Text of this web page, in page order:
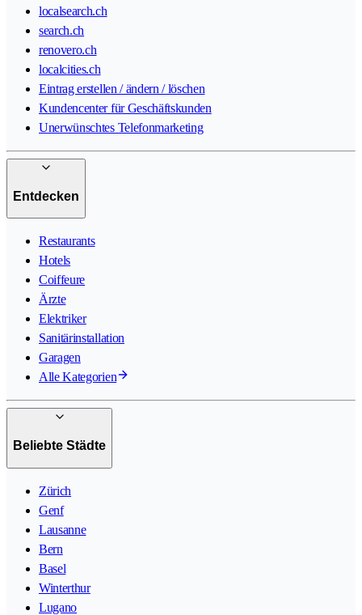
localsearch.ch
search.ch
renovero.ch
localcities.ch
Eintrag erstellen / ändern / löschen
Kundencenter für Geschäftskunden
Unerwünschtes Telefonmarketing
Entdecken
Restaurants
Hotels
Coiffeure
Ärzte
Elektriker
Sanitärinstallation
Garagen
Alle Kategorien
Beliebte Städte
Zürich
Genf
Lausanne
Bern
Basel
Winterthur
Lugano